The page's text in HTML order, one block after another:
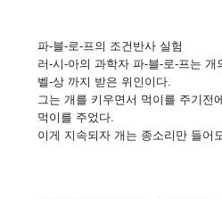
파-블-로-프의 조건반사 실험
러-시-아의 과학자 파-블-로-프는
벨-상 까지 받은 위인이다.
그는 개를 키우면서 먹이를 주기전
먹이를 주었다.
이게 지속되자 개는 종소리만 들어